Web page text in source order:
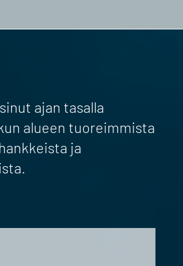
ajan tasalla
alueen tuoreimmista
ja